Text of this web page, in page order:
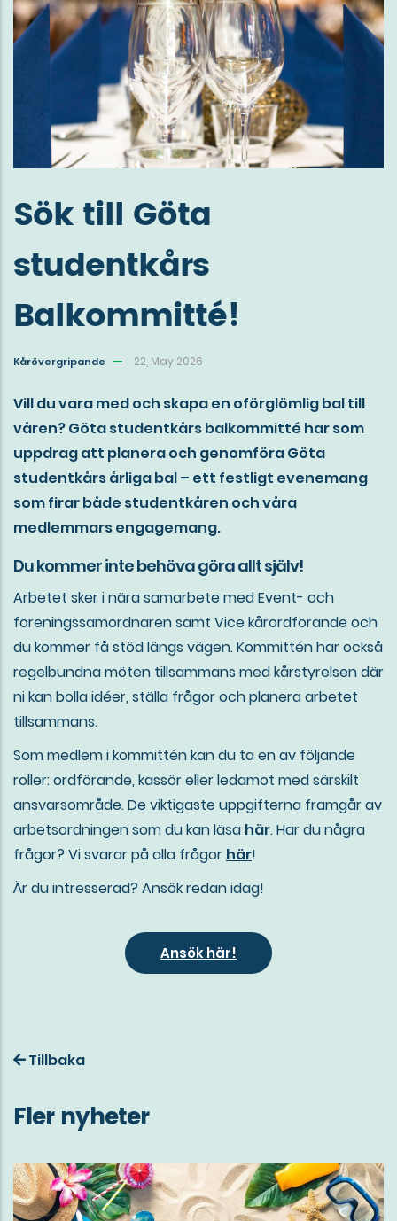
Sök till Göta
studentkårs
Balkommitté!
Kårövergripande 22, May 2026
Vill du vara med och skapa en oförglömlig bal till
våren? Göta studentkårs balkommitté har som
uppdrag att planera och genomföra Göta
studentkårs årliga bal – ett festligt evenemang
som firar både studentkåren och våra
medlemmars engagemang.
Du kommer inte behöva göra allt själv!
Arbetet sker i nära samarbete med Event- och
föreningssamordnaren samt Vice kårordförande och
du kommer få stöd längs vägen. Kommittén har också
regelbundna möten tillsammans med kårstyrelsen där
ni kan bolla idéer, ställa frågor och planera arbetet
tillsammans.
Som medlem i kommittén kan du ta en av följande
roller: ordförande, kassör eller ledamot med särskilt
ansvarsområde. De viktigaste uppgifterna framgår av
arbetsordningen som du kan läsa här. Har du några
frågor? Vi svarar på alla frågor här!
Är du intresserad? Ansök redan idag!
Ansök här!
Tillbaka
Fler nyheter